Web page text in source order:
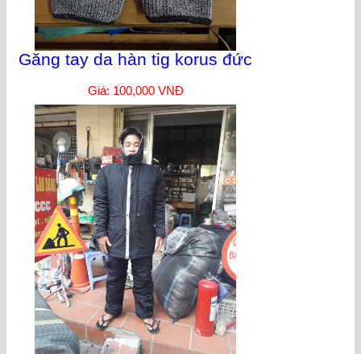
Găng tay da hàn tig korus đức
Giá: 100,000 VNĐ